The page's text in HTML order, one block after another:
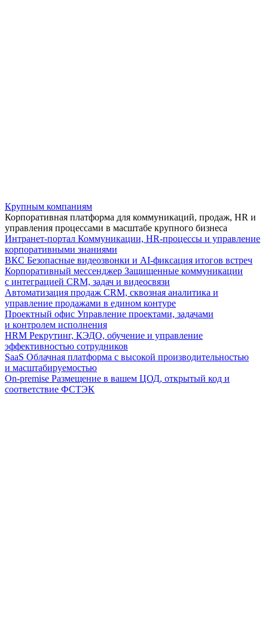
Крупным компаниям
Корпоративная платформа для коммуникаций, продаж, HR и
управления процессами в масштабе крупного бизнеса
Интранет-портал Коммуникации, HR-процессы и управление
корпоративными знаниями
ВКС Безопасные видеозвонки и AI-фиксация итогов встреч
Корпоративный мессенджер Защищенные коммуникации
с интеграцией CRM, задач и видеосвязи
Автоматизация продаж CRM, сквозная аналитика и
управление продажами в едином контуре
Проектный офис Управление проектами, задачами
и контролем исполнения
HRM Рекрутинг, КЭДО, обучение и управление
эффективностью сотрудников
SaaS Облачная платформа с высокой производительностью
и масштабируемостью
On-premise Размещение в вашем ЦОД, открытый код и
соответствие ФСТЭК